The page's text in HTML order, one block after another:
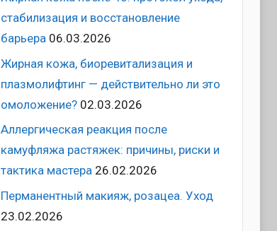
стабилизация и восстановление
барьера 06.03.2026
Жирная кожа, биоревитализация и
плазмолифтинг — действительно ли это
омоложение? 02.03.2026
Аллергическая реакция после
камуфляжа растяжек: причины, риски и
тактика мастера 26.02.2026
Перманентный макияж, розацеа. Уход
23.02.2026